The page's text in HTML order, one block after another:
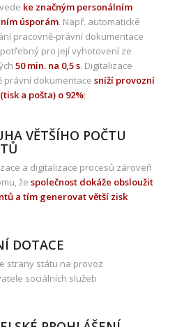
ke značným personálním
úsporám. Např. automatické
pracovně-právní dokumentace
pro její vyhotovení ze
50 min. na 0,5 s. Digitalizace
právní dokumentace sníží provozní
a pošta) o 92%;
VĚTŠÍHO POČTU
a digitalizace procesů zároveň
že společnost dokáže obsloužit
a tím generovat větší zisk
DOTACE
strany státu na provoz
sociálních služeb